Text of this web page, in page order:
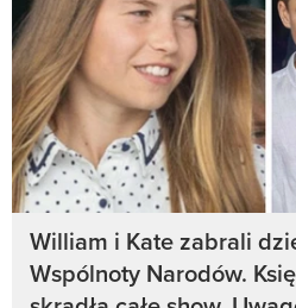
William i Kate zabrali
Wspólnoty Narodów.